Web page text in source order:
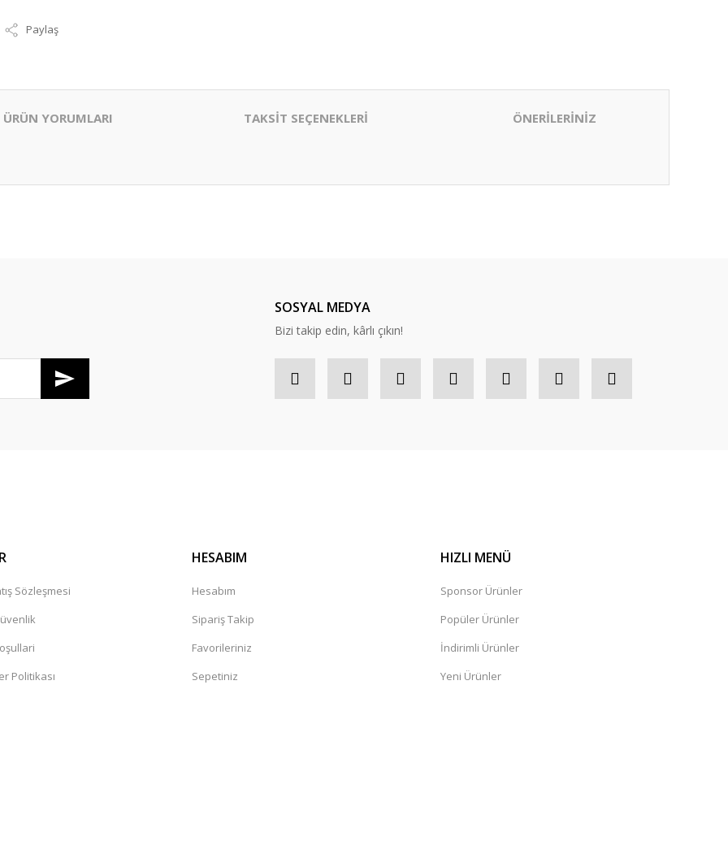
Paylaş
ÜRÜN YORUMLARI TAKSİT SEÇENEKLERİ ÖNERİLERİNİZ
SOSYAL MEDYA
Bizi takip edin, kârlı çıkın!
Sözleşmesi
Politikası
HESABIM
Hesabım
Sipariş Takip
Favorileriniz
Sepetiniz
HIZLI MENÜ
Sponsor Ürünler
Popüler Ürünler
İndirimli Ürünler
Yeni Ürünler